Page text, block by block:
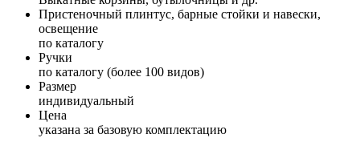
Пристеночный плинтус, барные стойки и навески,
освещение
по каталогу
Ручки
по каталогу (более 100 видов)
Размер
индивидуальный
Цена
указана за базовую комплектацию